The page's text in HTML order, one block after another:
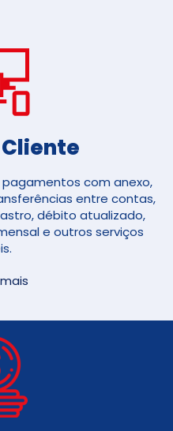
com anexo,
entre contas,
débito atualizado,
e outros serviços